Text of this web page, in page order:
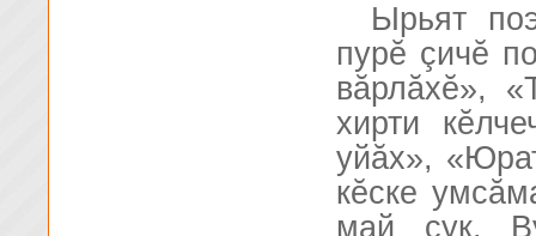
Ырьят
пурĕ çичĕ
вăрлăхĕ»,
хирти
уйăх»,
кĕске
май çук.